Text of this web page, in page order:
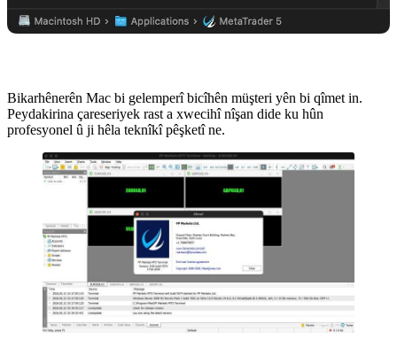
Bikarhênerên Mac bi gelemperî bicîhên müşteri yên bi qîmet in.
Peydakirina çareseriyek rast a xwecihî nîşan dide ku hûn
profesyonel û ji hêla teknîkî pêşketî ne.